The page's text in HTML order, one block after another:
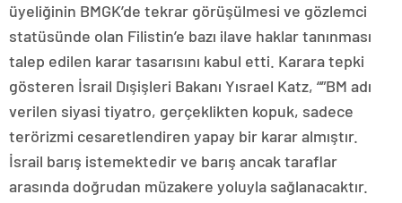
üyeliğinin BMGK’de tekrar görüşülmesi ve gözlemci
statüsünde olan Filistin’e bazı ilave haklar tanınması
talep edilen karar tasarısını kabul etti. Karara tepki
gösteren İsrail Dışişleri Bakanı Yısrael Katz, “”BM adı
verilen siyasi tiyatro, gerçeklikten kopuk, sadece
terörizmi cesaretlendiren yapay bir karar almıştır.
İsrail barış istemektedir ve barış ancak taraflar
arasında doğrudan müzakere yoluyla sağlanacaktır.